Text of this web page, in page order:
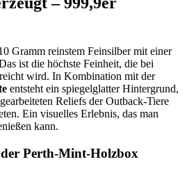
Gramm reinstem Feinsilber mit einer
ist die höchste Feinheit, die bei
wird. In Kombination mit der
entsteht ein spiegelglatter Hintergrund,
Reliefs der Outback-Tiere
Ein visuelles Erlebnis, das man
kann.
Perth-Mint-Holzbox